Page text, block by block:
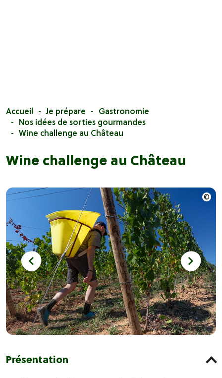
Accueil Je prépare
Gastronomie
Nos idées de sorties gourmandes
Wine challenge au Château
Wine challenge au Château
Présentation